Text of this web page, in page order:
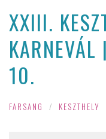
XXIII.
10.
FARSANG / KESZTHELY